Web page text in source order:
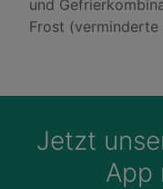
und
Frost (verminderte
Jetzt
App